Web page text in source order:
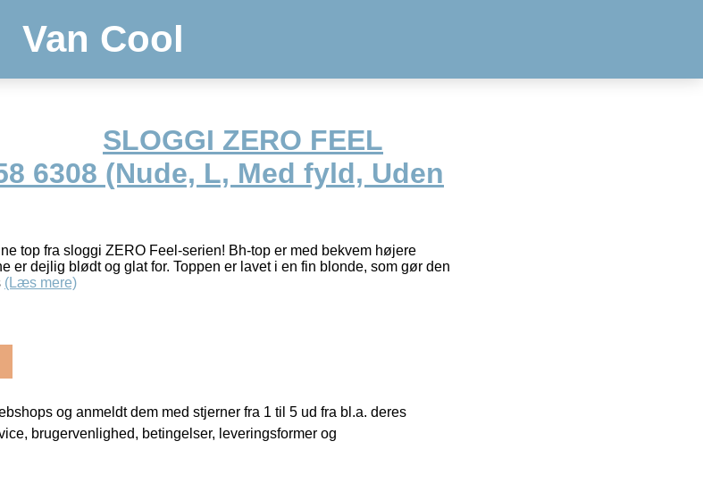
Van Cool
SLOGGI ZERO FEEL
6308 (Nude, L, Med fyld, Uden
top fra sloggi ZERO Feel-serien! Bh-top er med bekvem højere
er dejlig blødt og glat for. Toppen er lavet i en fin blonde, som gør den
(Læs mere)
og anmeldt dem med stjerner fra 1 til 5 ud fra bl.a. deres
brugervenlighed, betingelser, leveringsformer og